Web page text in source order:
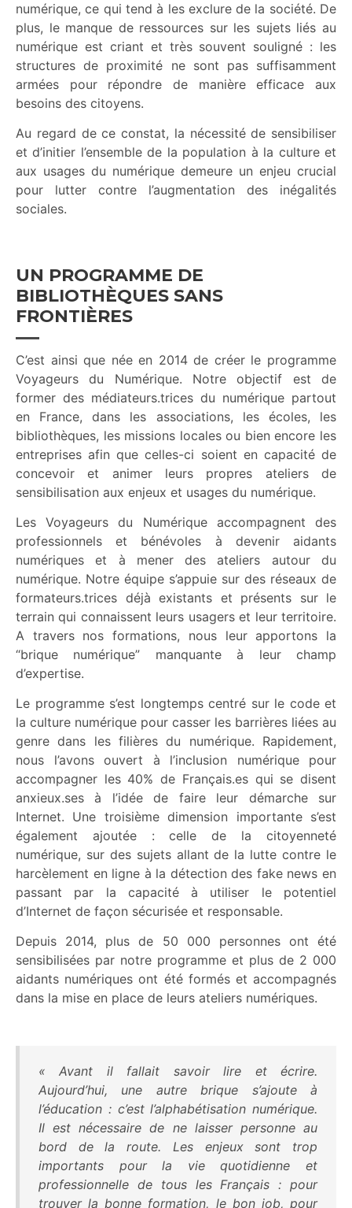
numérique, ce qui tend à les exclure de la société. De
plus, le manque de ressources sur les sujets liés au
numérique est criant et très souvent souligné : les
structures de proximité ne sont pas suffisamment
armées pour répondre de manière efficace aux
besoins des citoyens.
Au regard de ce constat, la nécessité de sensibiliser
et d’initier l’ensemble de la population à la culture et
aux usages du numérique demeure un enjeu crucial
pour lutter contre l’augmentation des inégalités
sociales.
UN PROGRAMME DE
BIBLIOTHÈQUES SANS
FRONTIÈRES
C’est ainsi que née en 2014 de créer le programme
Voyageurs du Numérique. Notre objectif est de
former des médiateurs.trices du numérique partout
en France, dans les associations, les écoles, les
bibliothèques, les missions locales ou bien encore les
entreprises afin que celles-ci soient en capacité de
concevoir et animer leurs propres ateliers de
sensibilisation aux enjeux et usages du numérique.
Les Voyageurs du Numérique accompagnent des
professionnels et bénévoles à devenir aidants
numériques et à mener des ateliers autour du
numérique. Notre équipe s’appuie sur des réseaux de
formateurs.trices déjà existants et présents sur le
terrain qui connaissent leurs usagers et leur territoire.
A travers nos formations, nous leur apportons la
“brique numérique” manquante à leur champ
d’expertise.
Le programme s’est longtemps centré sur le code et
la culture numérique pour casser les barrières liées au
genre dans les filières du numérique. Rapidement,
nous l’avons ouvert à l’inclusion numérique pour
accompagner les 40% de Français.es qui se disent
anxieux.ses à l’idée de faire leur démarche sur
Internet. Une troisième dimension importante s’est
également ajoutée : celle de la citoyenneté
numérique, sur des sujets allant de la lutte contre le
harcèlement en ligne à la détection des fake news en
passant par la capacité à utiliser le potentiel
d’Internet de façon sécurisée et responsable.
Depuis 2014, plus de 50 000 personnes ont été
sensibilisées par notre programme et plus de 2 000
aidants numériques ont été formés et accompagnés
dans la mise en place de leurs ateliers numériques.
« Avant il fallait savoir lire et écrire.
Aujourd’hui, une autre brique s’ajoute à
l’éducation : c’est l’alphabétisation numérique.
Il est nécessaire de ne laisser personne au
bord de la route. Les enjeux sont trop
importants pour la vie quotidienne et
professionnelle de tous les Français : pour
trouver la bonne formation, le bon job, pour